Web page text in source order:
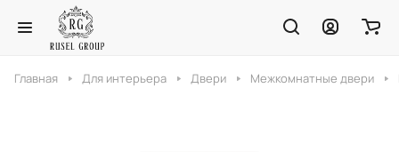
Главная Для интерьера Двери Межкомнатные двери